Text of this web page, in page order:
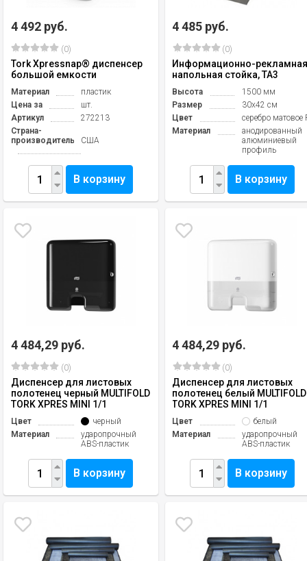
4 492 руб.
(0)
Tork Xpressnap® диспенсер
большой емкости
Материал
пластик
Цена за
шт.
Артикул
272213
Страна-
производитель
США
В корзину
4 485 руб.
(0)
Информационно-
напольная стойка, ТА3
Высота
1500 мм
Размер
30х42 см
Цвет
серебро матовое
Материал
анодированный
алюминиевый
профиль
В корзину
4 484,29 руб.
(0)
Диспенсер для листовых
полотенец черный MULTIFOLD
TORK XPRES MINI 1/1
Цвет
черный
Материал
ударопрочный
ABS-пластик
В корзину
4 484,29 руб.
(0)
Диспенсер для листовых
полотенец белый MULTIFOLD
TORK XPRES MINI 1/1
Цвет
белый
Материал
ударопрочный
ABS-пластик
В корзину